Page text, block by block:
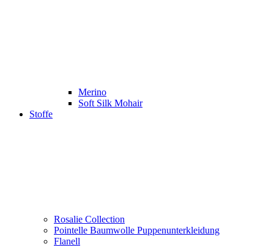
Merino
Soft Silk Mohair
Stoffe
Rosalie Collection
Pointelle Baumwolle Puppenunterkleidung
Flanell